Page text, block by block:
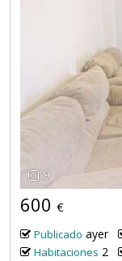
9
600 €
Publicado ayer
Habitaciones 2